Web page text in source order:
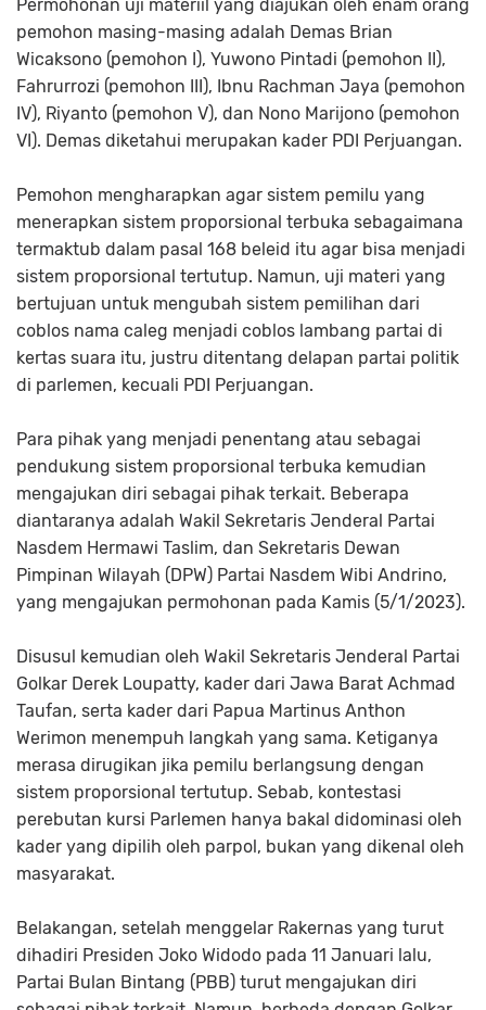
Permohonan uji materiil yang diajukan oleh enam orang
pemohon masing-masing adalah Demas Brian
Wicaksono (pemohon I), Yuwono Pintadi (pemohon II),
Fahrurrozi (pemohon III), Ibnu Rachman Jaya (pemohon
IV), Riyanto (pemohon V), dan Nono Marijono (pemohon
VI). Demas diketahui merupakan kader PDI Perjuangan.
Pemohon mengharapkan agar sistem pemilu yang
menerapkan sistem proporsional terbuka sebagaimana
termaktub dalam pasal 168 beleid itu agar bisa menjadi
sistem proporsional tertutup. Namun, uji materi yang
bertujuan untuk mengubah sistem pemilihan dari
coblos nama caleg menjadi coblos lambang partai di
kertas suara itu, justru ditentang delapan partai politik
di parlemen, kecuali PDI Perjuangan.
Para pihak yang menjadi penentang atau sebagai
pendukung sistem proporsional terbuka kemudian
mengajukan diri sebagai pihak terkait. Beberapa
diantaranya adalah Wakil Sekretaris Jenderal Partai
Nasdem Hermawi Taslim, dan Sekretaris Dewan
Pimpinan Wilayah (DPW) Partai Nasdem Wibi Andrino,
yang mengajukan permohonan pada Kamis (5/1/2023).
Disusul kemudian oleh Wakil Sekretaris Jenderal Partai
Golkar Derek Loupatty, kader dari Jawa Barat Achmad
Taufan, serta kader dari Papua Martinus Anthon
Werimon menempuh langkah yang sama. Ketiganya
merasa dirugikan jika pemilu berlangsung dengan
sistem proporsional tertutup. Sebab, kontestasi
perebutan kursi Parlemen hanya bakal didominasi oleh
kader yang dipilih oleh parpol, bukan yang dikenal oleh
masyarakat.
Belakangan, setelah menggelar Rakernas yang turut
dihadiri Presiden Joko Widodo pada 11 Januari lalu,
Partai Bulan Bintang (PBB) turut mengajukan diri